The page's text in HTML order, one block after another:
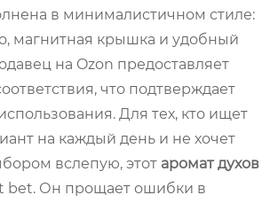
в минималистичном стиле:
магнитная крышка и удобный
на Ozon предоставляет
что подтверждает
Для тех, кто ищет
на каждый день и не хочет
вслепую, этот аромат духов
bet. Он прощает ошибки в